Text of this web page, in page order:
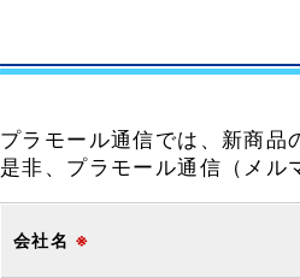
プラモール通信では、新商品
是非、プラモール通信（メル
会社名 ※